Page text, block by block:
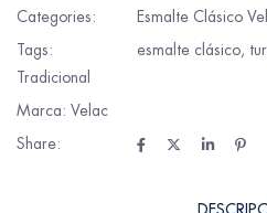
Categories: Esmalte Clásico
Tags:
esmalte clásico,
Tradicional
Marca: Velac
Share: